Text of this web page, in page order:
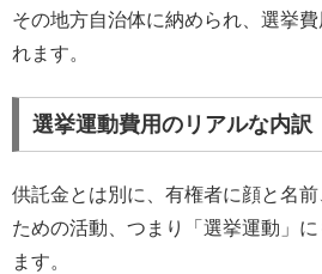
その地方自治体に納められ、選挙
れます。
選挙運動費用のリアルな内訳
供託金とは別に、有権者に顔と名
ための活動、つまり「選挙運動」
ます。